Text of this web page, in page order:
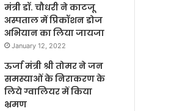
मंत्री डॉ. चौधरी ने काटजू
अस्पताल में प्रिकॉशन डोज
अभियान का लिया जायजा
January 12, 2022
ऊर्जा मंत्री श्री तोमर ने जन
समस्याओं के निराकरण के
लिये ग्वालियर में किया
भ्रमण